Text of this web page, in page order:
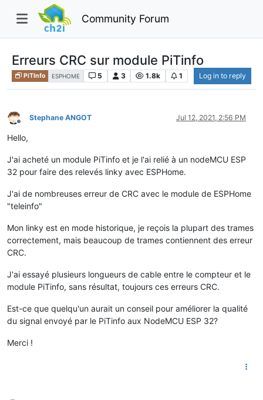
Community Forum
Erreurs CRC sur module PiTinfo
PiTInfo ESPHOME 5 3 1.8k 1 Log in to reply
Offline
Stephane ANGOT Jul 12, 2021, 2:56 PM
Hello,
J'ai acheté un module PiTinfo et je l'ai relié à un nodeMCU ESP
32 pour faire des relevés linky avec ESPHome.
J'ai de nombreuses erreur de CRC avec le module de ESPHome
"teleinfo"
Mon linky est en mode historique, je reçois la plupart des trames
correctement, mais beaucoup de trames contiennent des erreur
CRC.
J'ai essayé plusieurs longueurs de cable entre le compteur et le
module PiTinfo, sans résultat, toujours ces erreurs CRC.
Est-ce que quelqu'un aurait un conseil pour améliorer la qualité
du signal envoyé par le PiTinfo aux NodeMCU ESP 32?
Merci !